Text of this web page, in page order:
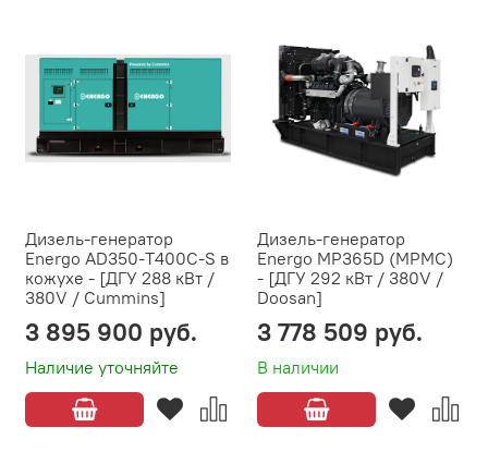
Дизель-генератор
Energo AD350-T400C-S в
кожухе - [ДГУ 288 кВт /
380V / Cummins]
Наличие уточняйте
3 895 900 руб.
Дизель-генератор
Energo MP365D (MPMC)
- [ДГУ 292 кВт / 380V /
Doosan]
В наличии
3 778 509 руб.